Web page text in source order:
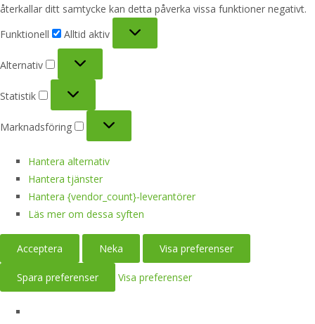
återkallar ditt samtycke kan detta påverka vissa funktioner negativt.
Funktionell
Alltid aktiv
Alternativ
Statistik
Marknadsföring
Hantera alternativ
Hantera tjänster
Hantera {vendor_count}-leverantörer
Läs mer om dessa syften
Acceptera Neka Visa preferenser
Spara preferenser Visa preferenser